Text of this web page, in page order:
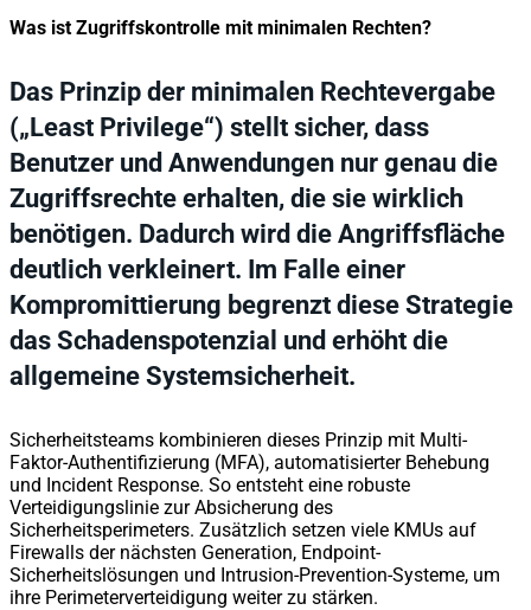
Was ist Zugriffskontrolle mit minimalen Rechten?
Das Prinzip der minimalen Rechtevergabe
(„Least Privilege“) stellt sicher, dass
Benutzer und Anwendungen nur genau die
Zugriffsrechte erhalten, die sie wirklich
benötigen. Dadurch wird die Angriffsfläche
deutlich verkleinert. Im Falle einer
Kompromittierung begrenzt diese Strategie
das Schadenspotenzial und erhöht die
allgemeine Systemsicherheit.
Sicherheitsteams kombinieren dieses Prinzip mit Multi-
Faktor-Authentifizierung (MFA), automatisierter Behebung
und Incident Response. So entsteht eine robuste
Verteidigungslinie zur Absicherung des
Sicherheitsperimeters. Zusätzlich setzen viele KMUs auf
Firewalls der nächsten Generation, Endpoint-
Sicherheitslösungen und Intrusion-Prevention-Systeme, um
ihre Perimeterverteidigung weiter zu stärken.